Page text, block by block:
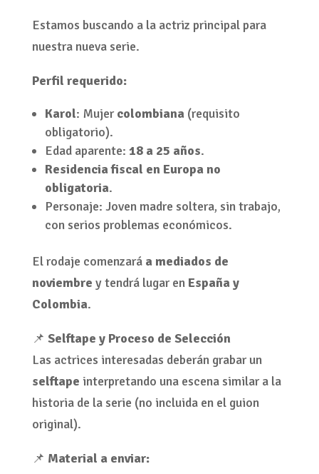
Estamos buscando a la actriz principal para
nuestra nueva serie.
Perfil requerido:
Karol: Mujercolombiana(requisito
obligatorio).
Edad aparente: 18 a 25 años.
Residencia fiscal en Europa no
obligatoria.
Personaje: Joven madre soltera, sin trabajo,
con serios problemas económicos.
El rodaje comenzará a mediados de
noviembre y tendrá lugar en España y
Colombia.
📌 Selftape y Proceso de Selección
Las actrices interesadas deberán grabar un
selftape interpretando una escena similar a la
historia de la serie (no incluida en el guion
original).
📌 Material a enviar: